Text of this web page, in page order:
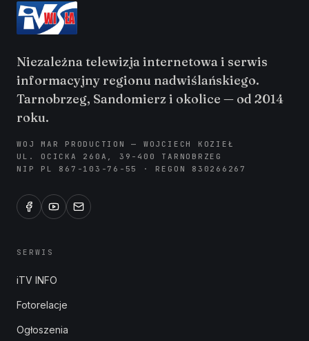
Niezależna telewizja internetowa i serwis
informacyjny regionu nadwiślańskiego.
Tarnobrzeg, Sandomierz i okolice — od 2014
roku.
WOJ MAR PRODUCTION — WOJCIECH KOZIEŁ
UL. OCICKA 260A, 39-400 TARNOBRZEG
NIP PL 867-103-76-55 · REGON 830266267
SERWIS
iTV INFO
Fotorelacje
Ogłoszenia